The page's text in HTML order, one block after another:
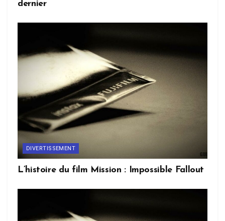
dernier
DIVERTISSEMENT
L’histoire du film Mission : Impossible Fallout